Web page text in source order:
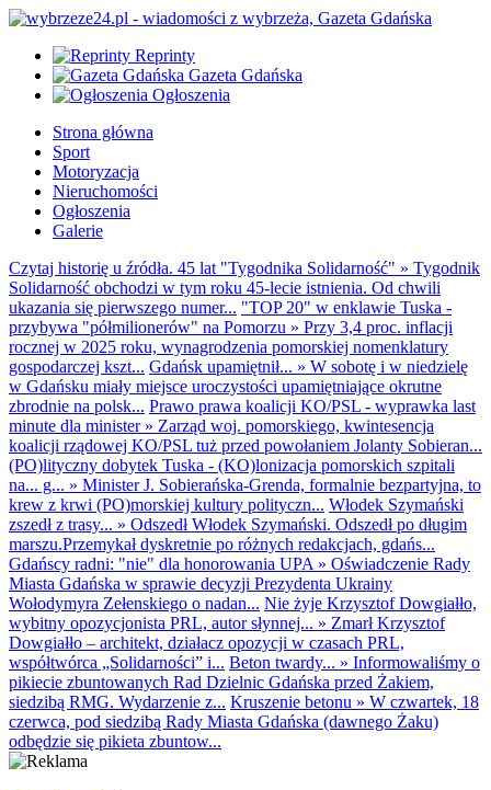
Reprinty
Gazeta Gdańska
Ogłoszenia
Strona główna
Sport
Motoryzacja
Nieruchomości
Ogłoszenia
Galerie
Czytaj historię u źródła. 45 lat "Tygodnika Solidarność" » Tygodnik
Solidarność obchodzi w tym roku 45-lecie istnienia. Od chwili
ukazania się pierwszego numer... "TOP 20" w enklawie Tuska -
przybywa "półmilionerów" na Pomorzu » Przy 3,4 proc. inflacji
rocznej w 2025 roku, wynagrodzenia pomorskiej nomenklatury
gospodarczej kszt... Gdańsk upamiętnił... » W sobotę i w niedzielę
w Gdańsku miały miejsce uroczystości upamiętniające okrutne
zbrodnie na polsk... Prawo prawa koalicji KO/PSL - wyprawka last
minute dla minister» Zarząd woj. pomorskiego, kwintesencja
koalicji rządowej KO/PSL tuż przed powołaniem Jolanty Sobieran...
(PO)lityczny dobytek Tuska - (KO)lonizacja pomorskich szpitali
na... g... » Minister J. Sobierańska-Grenda, formalnie bezpartyjna, to
krew z krwi (PO)morskiej kultury polityczn... Włodek Szymański
zszedł z trasy... » Odszedł Włodek Szymański. Odszedł po długim
marszu.Przemykał dyskretnie po różnych redakcjach, gdańs...
Gdańscy radni: "nie" dla honorowania UPA » Oświadczenie Rady
Miasta Gdańska w sprawie decyzji Prezydenta Ukrainy
Wołodymyra Zełenskiego o nadan... Nie żyje Krzysztof Dowgiałło,
wybitny opozycjonista PRL, autor słynnej... » Zmarł Krzysztof
Dowgiałło – architekt, działacz opozycji w czasach PRL,
współtwórca „Solidarności” i... Beton twardy... » Informowaliśmy o
pikiecie zbuntowanych Rad Dzielnic Gdańska przed Żakiem,
siedzibą RMG. Wydarzenie z... Kruszenie betonu » W czwartek, 18
czerwca, pod siedzibą Rady Miasta Gdańska (dawnego Żaku)
odbędzie się pikieta zbuntow...